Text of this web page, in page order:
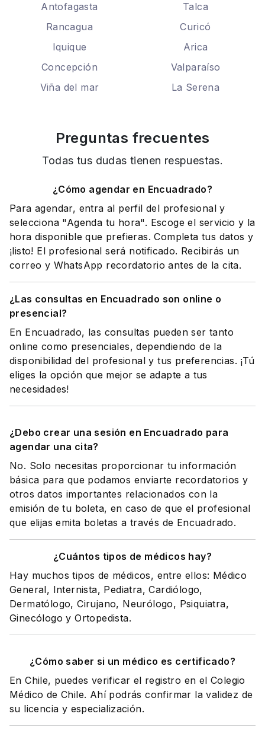
Antofagasta
Talca
Rancagua
Curicó
Iquique
Arica
Concepción
Valparaíso
Viña del mar
La Serena
Preguntas frecuentes
Todas tus dudas tienen respuestas.
¿Cómo agendar en Encuadrado?
Para agendar, entra al perfil del profesional y
selecciona "Agenda tu hora". Escoge el servicio y la
hora disponible que prefieras. Completa tus datos y
¡listo! El profesional será notificado. Recibirás un
correo y WhatsApp recordatorio antes de la cita.
¿Las consultas en Encuadrado son online o
presencial?
En Encuadrado, las consultas pueden ser tanto
online como presenciales, dependiendo de la
disponibilidad del profesional y tus preferencias. ¡Tú
eliges la opción que mejor se adapte a tus
necesidades!
¿Debo crear una sesión en Encuadrado para
agendar una cita?
No. Solo necesitas proporcionar tu información
básica para que podamos enviarte recordatorios y
otros datos importantes relacionados con la
emisión de tu boleta, en caso de que el profesional
que elijas emita boletas a través de Encuadrado.
¿Cuántos tipos de médicos hay?
Hay muchos tipos de médicos, entre ellos: Médico
General, Internista, Pediatra, Cardiólogo,
Dermatólogo, Cirujano, Neurólogo, Psiquiatra,
Ginecólogo y Ortopedista.
¿Cómo saber si un médico es certificado?
En Chile, puedes verificar el registro en el Colegio
Médico de Chile. Ahí podrás confirmar la validez de
su licencia y especialización.